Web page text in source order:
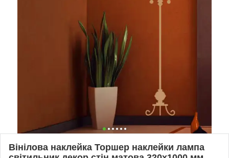
Вінілова наклейка Торшер наклейки лампа